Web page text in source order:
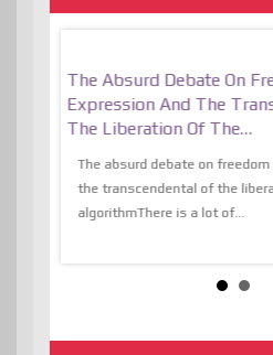
The Absurd Debate On
Expression And The
The Liberation Of The…
The absurd debate on
the transcendental of the
algorithmThere is a lot of...